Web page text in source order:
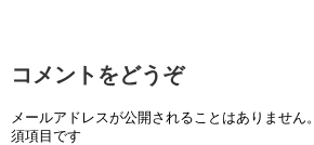
コメントをどうぞ
メールアドレスが公開されることはありません。
須項目です